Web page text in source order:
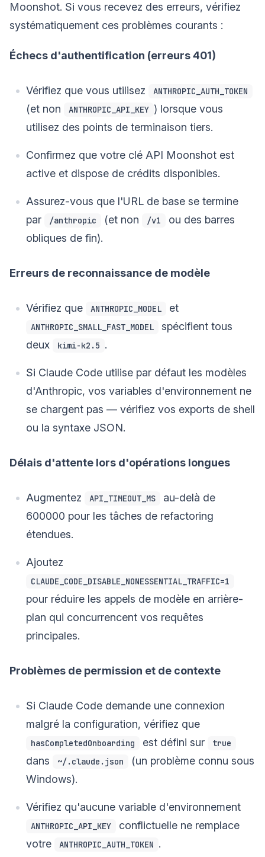
Moonshot. Si vous recevez des erreurs, vérifiez
systématiquement ces problèmes courants :
Échecs d'authentification (erreurs 401)
Vérifiez que vous utilisez ANTHROPIC_AUTH_TOKEN
(et non ANTHROPIC_API_KEY ) lorsque vous
utilisez des points de terminaison tiers.
Confirmez que votre clé API Moonshot est
active et dispose de crédits disponibles.
Assurez-vous que l'URL de base se termine
par
/anthropic (et non /v1
ou des barres
obliques de fin).
Erreurs de reconnaissance de modèle
Vérifiez que ANTHROPIC_MODEL et
ANTHROPIC_SMALL_FAST_MODEL
spécifient tous
deux
kimi-k2.5 .
Si Claude Code utilise par défaut les modèles
d'Anthropic, vos variables d'environnement ne
se chargent pas — vérifiez vos exports de shell
ou la syntaxe JSON.
Délais d'attente lors d'opérations longues
Augmentez API_TIMEOUT_MS
au-delà de
600000 pour les tâches de refactoring
étendues.
Ajoutez
CLAUDE_CODE_DISABLE_NONESSENTIAL_TRAFFIC=1
pour réduire les appels de modèle en arrière-
plan qui concurrencent vos requêtes
principales.
Problèmes de permission et de contexte
Si Claude Code demande une connexion
malgré la configuration, vérifiez que
hasCompletedOnboarding est défini sur true
dans ~/.claude.json
(un problème connu sous
Windows).
Vérifiez qu'aucune variable d'environnement
ANTHROPIC_API_KEY
conflictuelle ne remplace
votre
ANTHROPIC_AUTH_TOKEN .